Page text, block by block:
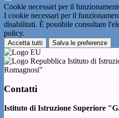
Cookie necessari per il
I cookie necessari per il
disabilitati. È possibile consultare
policy.
Accetta tutti Salva le preferenze
Istituto di
Romagnosi"
Contatti
Istituto di Istruzione Superiore